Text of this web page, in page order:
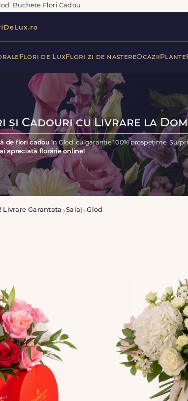
Buchete Flori Cadou
Flori de LuxFlori zi de nastereOcazii Plante
și Cadouri cu Livrare la
de flori cadou în Glod, cu garanție 100% prospețime.
apreciată florărie online!
Garantata Salaj Glod